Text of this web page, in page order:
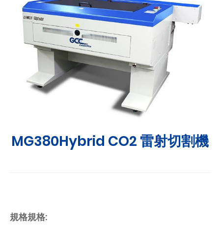
MG380Hybrid CO2 雷射切割機
規格規格: